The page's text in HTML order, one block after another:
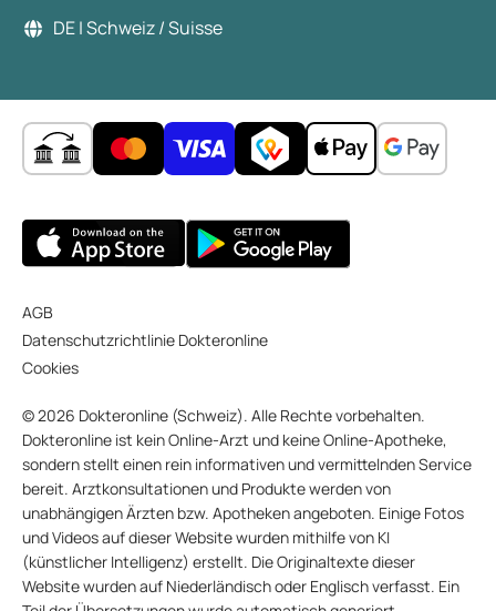
DE | Schweiz / Suisse
AGB
Datenschutzrichtlinie Dokteronline
Cookies
© 2026 Dokteronline (Schweiz). Alle Rechte vorbehalten.
Dokteronline ist kein Online-Arzt und keine Online-Apotheke,
sondern stellt einen rein informativen und vermittelnden Service
bereit. Arztkonsultationen und Produkte werden von
unabhängigen Ärzten bzw. Apotheken angeboten. Einige Fotos
und Videos auf dieser Website wurden mithilfe von KI
(künstlicher Intelligenz) erstellt. Die Originaltexte dieser
Website wurden auf Niederländisch oder Englisch verfasst. Ein